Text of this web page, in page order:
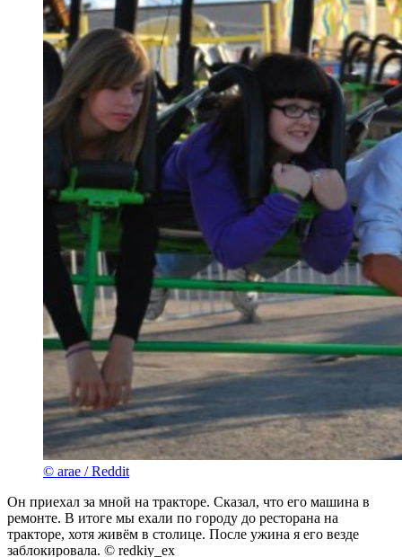
© arae / Reddit
Он приехал за мной на тракторе. Сказал, что его машина в
ремонте. В итоге мы ехали по городу до ресторана на
тракторе, хотя живём в столице. После ужина я его везде
заблокировала. © redkiy_ex